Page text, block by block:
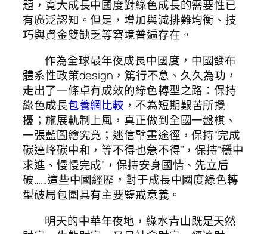
題，寬大成長中國度對綠色成長的需要性已
有廣泛認知。但是，增加與減排難均衡、技
巧與資金雙缺乏等窘境普遍存在。
作為全球最年夜成長中國度，中國發布
體系性政策design，篤行不怠、久久為功，
走出了一條卓有成效的綠色轉型之路：保持
綠色成長包養網比較 ，不為短期艱苦所攪
擾；施展軌制上風，真正做到全國一盤棋、
一張藍圖繪究竟；迷信擘畫途徑，保持“完成
碳達峰碳中和，等不得也急不得”，保持“穩中
求進、慢慢完成”，保持安身國情、先立后
破……這些中國經歷，對于成長中國度綠色轉
型破局包圍具有主要鑒戒意義。
明天的中華年夜地，綠水青山既是天然